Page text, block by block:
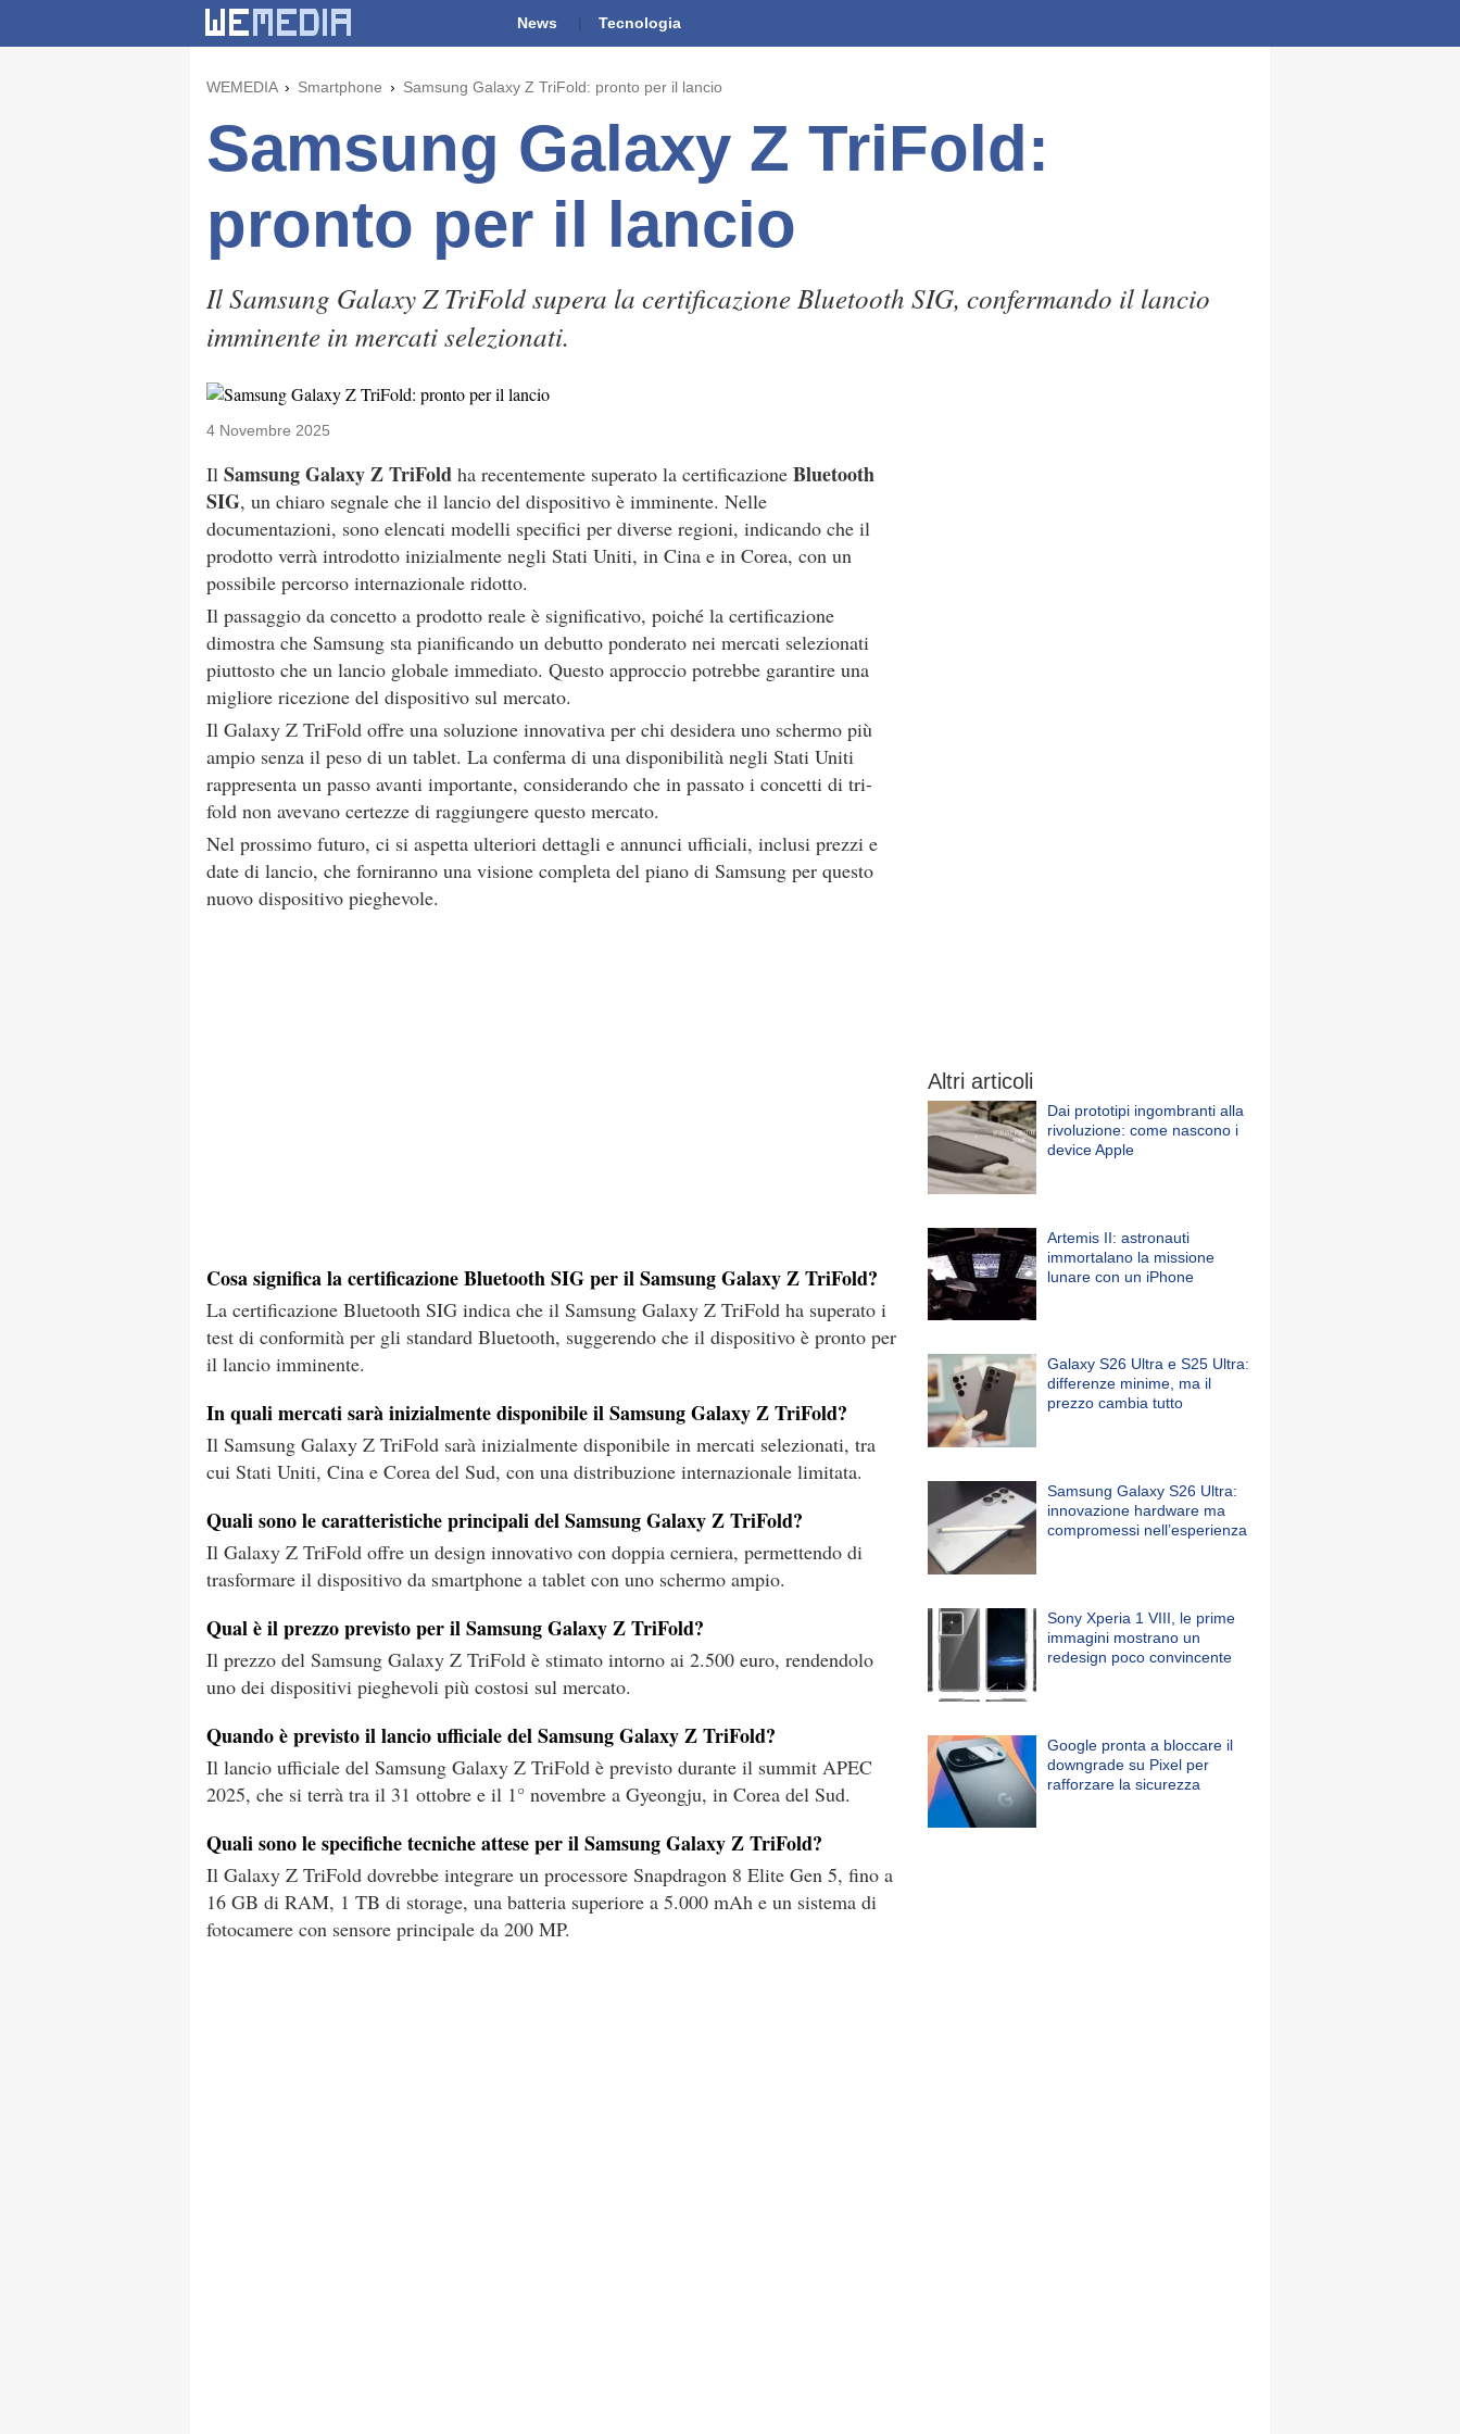
News Tecnologia
WEMEDIA Smartphone Samsung Galaxy Z TriFold: pronto per il lancio
Samsung Galaxy Z TriFold:
pronto per il lancio
Il Samsung Galaxy Z TriFold supera la certificazione Bluetooth SIG, confermando il lancio
imminente in mercati selezionati.
4 Novembre 2025
Il Samsung Galaxy Z TriFold ha recentemente superato la certificazione Bluetooth
SIG, un chiaro segnale che il lancio del dispositivo è imminente. Nelle
documentazioni, sono elencati modelli specifici per diverse regioni, indicando che il
prodotto verrà introdotto inizialmente negli Stati Uniti, in Cina e in Corea, con un
possibile percorso internazionale ridotto.
Il passaggio da concetto a prodotto reale è significativo, poiché la certificazione
dimostra che Samsung sta pianificando un debutto ponderato nei mercati selezionati
piuttosto che un lancio globale immediato. Questo approccio potrebbe garantire una
migliore ricezione del dispositivo sul mercato.
Il Galaxy Z TriFold offre una soluzione innovativa per chi desidera uno schermo più
ampio senza il peso di un tablet. La conferma di una disponibilità negli Stati Uniti
rappresenta un passo avanti importante, considerando che in passato i concetti di tri-
fold non avevano certezze di raggiungere questo mercato.
Nel prossimo futuro, ci si aspetta ulteriori dettagli e annunci ufficiali, inclusi prezzi e
date di lancio, che forniranno una visione completa del piano di Samsung per questo
nuovo dispositivo pieghevole.
Cosa significa la certificazione Bluetooth SIG per il Samsung Galaxy Z TriFold?
La certificazione Bluetooth SIG indica che il Samsung Galaxy Z TriFold ha superato i
test di conformità per gli standard Bluetooth, suggerendo che il dispositivo è pronto per
il lancio imminente.
In quali mercati sarà inizialmente disponibile il Samsung Galaxy Z TriFold?
Il Samsung Galaxy Z TriFold sarà inizialmente disponibile in mercati selezionati, tra
cui Stati Uniti, Cina e Corea del Sud, con una distribuzione internazionale limitata.
Quali sono le caratteristiche principali del Samsung Galaxy Z TriFold?
Il Galaxy Z TriFold offre un design innovativo con doppia cerniera, permettendo di
trasformare il dispositivo da smartphone a tablet con uno schermo ampio.
Qual è il prezzo previsto per il Samsung Galaxy Z TriFold?
Il prezzo del Samsung Galaxy Z TriFold è stimato intorno ai 2.500 euro, rendendolo
uno dei dispositivi pieghevoli più costosi sul mercato.
Quando è previsto il lancio ufficiale del Samsung Galaxy Z TriFold?
Il lancio ufficiale del Samsung Galaxy Z TriFold è previsto durante il summit APEC
2025, che si terrà tra il 31 ottobre e il 1° novembre a Gyeongju, in Corea del Sud.
Quali sono le specifiche tecniche attese per il Samsung Galaxy Z TriFold?
Il Galaxy Z TriFold dovrebbe integrare un processore Snapdragon 8 Elite Gen 5, fino a
16 GB di RAM, 1 TB di storage, una batteria superiore a 5.000 mAh e un sistema di
fotocamere con sensore principale da 200 MP.
Altri articoli
Dai prototipi ingombranti alla
rivoluzione: come nascono i
device Apple
Artemis II: astronauti
immortalano la missione
lunare con un iPhone
Galaxy S26 Ultra e S25 Ultra:
differenze minime, ma il
prezzo cambia tutto
Samsung Galaxy S26 Ultra:
innovazione hardware ma
compromessi nell’esperienza
Sony Xperia 1 VIII, le prime
immagini mostrano un
redesign poco convincente
Google pronta a bloccare il
downgrade su Pixel per
rafforzare la sicurezza